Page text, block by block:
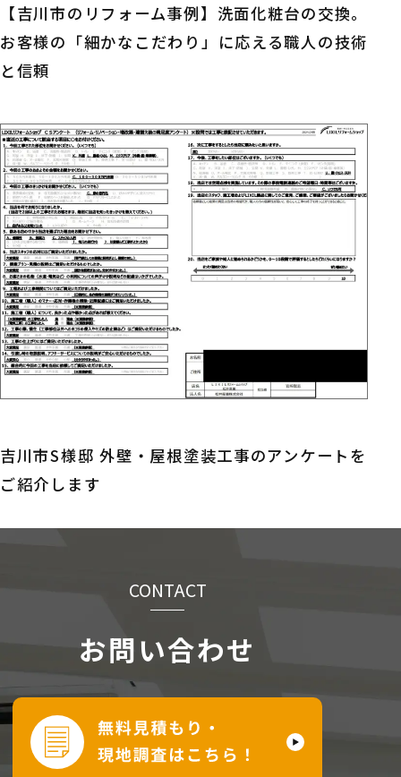
【吉川市のリフォーム事例】洗面化粧台の交換。
お客様の「細かなこだわり」に応える職人の技術
と信頼
吉川市S様邸 外壁・屋根塗装工事のアンケートを
ご紹介します
CONTACT
お問い合わせ